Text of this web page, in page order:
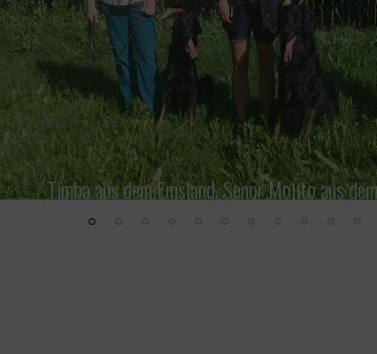
Timba aus dem Emsland, Senor Mojito aus